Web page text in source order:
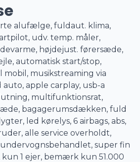
alufælge, fuldaut. klima,
udv. temp. måler,
højdejust. førersæde,
automatisk start/stop,
mobil, musikstreaming via
apple carplay, usb-a
multifunktionsrat,
bagagerumsdækken, fuld
led kørelys, 6 airbags, abs,
alle service overholdt,
super fin
kun 1 ejer, bemærk kun 51.000